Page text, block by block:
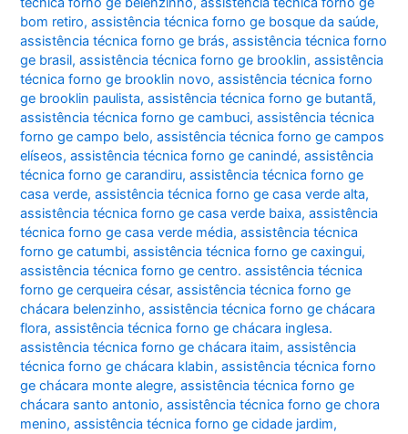
bom retiro,assistência técnica forno ge bosque da saúde,
assistência técnica forno ge brás,assistência técnica forno
ge brasil,assistência técnica forno ge brooklin,assistência
técnica forno ge brooklin novo,assistência técnica forno
ge brooklin paulista,assistência técnica forno ge butantã,
assistência técnica forno ge cambuci,assistência técnica
forno ge campo belo,assistência técnica forno ge campos
elíseos,assistência técnica forno ge canindé,assistência
técnica forno ge carandiru,assistência técnica forno ge
casa verde,assistência técnica forno ge casa verde alta,
assistência técnica forno ge casa verde baixa,assistência
técnica forno ge casa verde média,assistência técnica
forno ge catumbi,assistência técnica forno ge caxingui,
assistência técnica forno ge centro. assistência técnica
forno ge cerqueira césar,assistência técnica forno ge
chácara belenzinho,assistência técnica forno ge chácara
flora,assistência técnica forno ge chácara inglesa.
assistência técnica forno ge chácara itaim,assistência
técnica forno ge chácara klabin,assistência técnica forno
ge chácara monte alegre,assistência técnica forno ge
chácara santo antonio,assistência técnica forno ge chora
menino,assistência técnica forno ge cidade jardim,